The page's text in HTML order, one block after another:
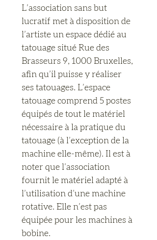
L’association sans but
lucratif met à disposition de
l’artiste un espace dédié au
tatouage situé Rue des
Brasseurs 9, 1000 Bruxelles,
afin qu’il puisse y réaliser
ses tatouages. L’espace
tatouage comprend 5 postes
équipés de tout le matériel
nécessaire à la pratique du
tatouage (à l’exception de la
machine elle-même). Il est à
noter que l’association
fournit le matériel adapté à
l’utilisation d’une machine
rotative. Elle n’est pas
équipée pour les machines à
bobine.